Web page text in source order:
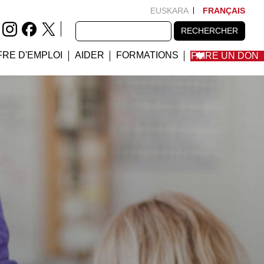
EUSKARA FRANÇAIS
RECHERCHER RECHERCHER
D'EMPLOI AIDER FORMATIONS FAIRE UN DON